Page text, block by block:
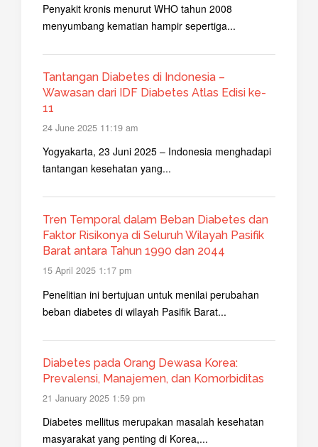
Penyakit kronis menurut WHO tahun 2008
menyumbang kematian hampir sepertiga...
Tantangan Diabetes di Indonesia –
Wawasan dari IDF Diabetes Atlas Edisi ke-
11
24 June 2025 11:19 am
Yogyakarta, 23 Juni 2025 – Indonesia menghadapi
tantangan kesehatan yang...
Tren Temporal dalam Beban Diabetes dan
Faktor Risikonya di Seluruh Wilayah Pasifik
Barat antara Tahun 1990 dan 2044
15 April 2025 1:17 pm
Penelitian ini bertujuan untuk menilai perubahan
beban diabetes di wilayah Pasifik Barat...
Diabetes pada Orang Dewasa Korea:
Prevalensi, Manajemen, dan Komorbiditas
21 January 2025 1:59 pm
Diabetes mellitus merupakan masalah kesehatan
masyarakat yang penting di Korea,...